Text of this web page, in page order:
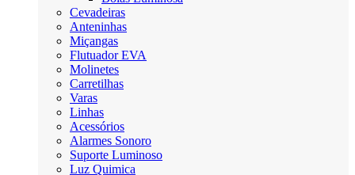
Cevadeiras
Anteninhas
Miçangas
Flutuador EVA
Molinetes
Carretilhas
Varas
Linhas
Acessórios
Alarmes Sonoro
Suporte Luminoso
Luz Quimica